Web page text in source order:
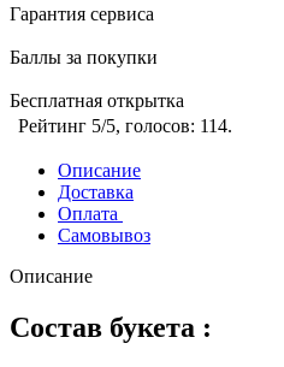
Гарантия сервиса
Баллы за покупки
Бесплатная открытка
Рейтинг 5/5, голосов: 114.
Описание
Доставка
Оплата
Самовывоз
Описание
Состав букета :